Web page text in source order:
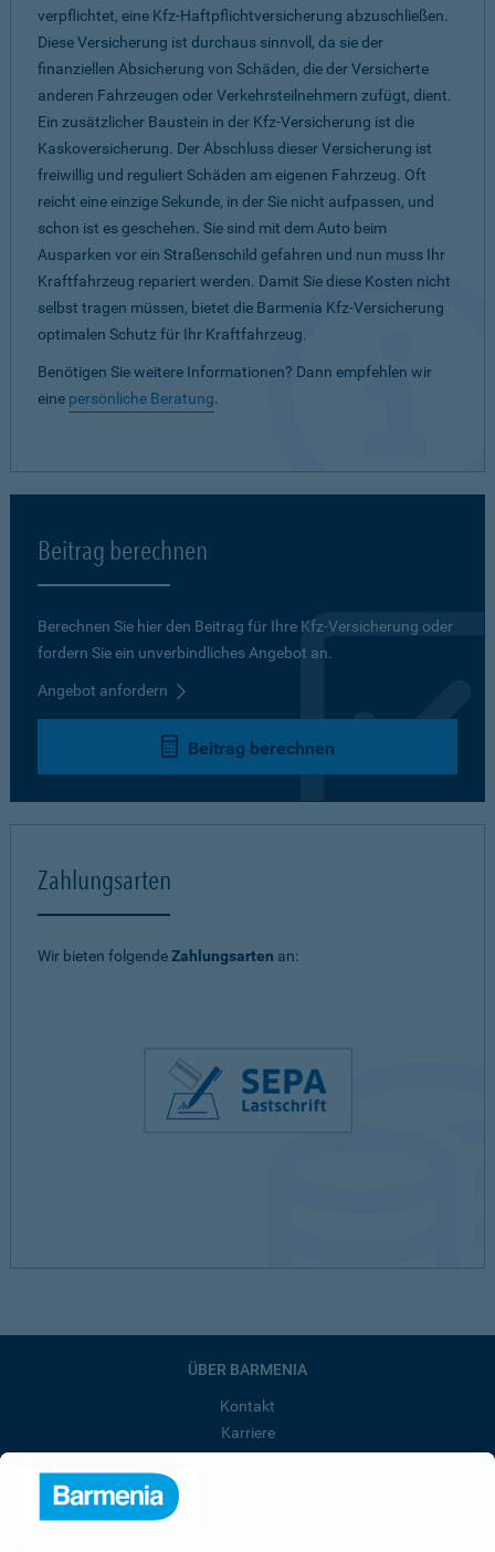
verpflichtet, eine Kfz-Haftpflichtversicherung abzuschließen.
Diese Versicherung ist durchaus sinnvoll, da sie der
finanziellen Absicherung von Schäden, die der Versicherte
anderen Fahrzeugen oder Verkehrsteilnehmern zufügt, dient.
Ein zusätzlicher Baustein in der Kfz-Versicherung ist die
Kaskoversicherung. Der Abschluss dieser Versicherung ist
freiwillig und reguliert Schäden am eigenen Fahrzeug. Oft
reicht eine einzige Sekunde, in der Sie nicht aufpassen, und
schon ist es geschehen. Sie sind mit dem Auto beim
Ausparken vor ein Straßenschild gefahren und nun muss Ihr
Kraftfahrzeug repariert werden. Damit Sie diese Kosten nicht
selbst tragen müssen, bietet die Barmenia Kfz-Versicherung
optimalen Schutz für Ihr Kraftfahrzeug.
Benötigen Sie weitere Informationen? Dann empfehlen wir
eine persönliche Beratung.
Beitrag berechnen
Berechnen Sie hier den Beitrag für Ihre Kfz-Versicherung oder
fordern Sie ein unverbindliches Angebot an.
Angebot anfordern
Beitrag berechnen
Zahlungsarten
Wir bieten folgendeZahlungsarten an:
ÜBER BARMENIA
Kontakt
Karriere